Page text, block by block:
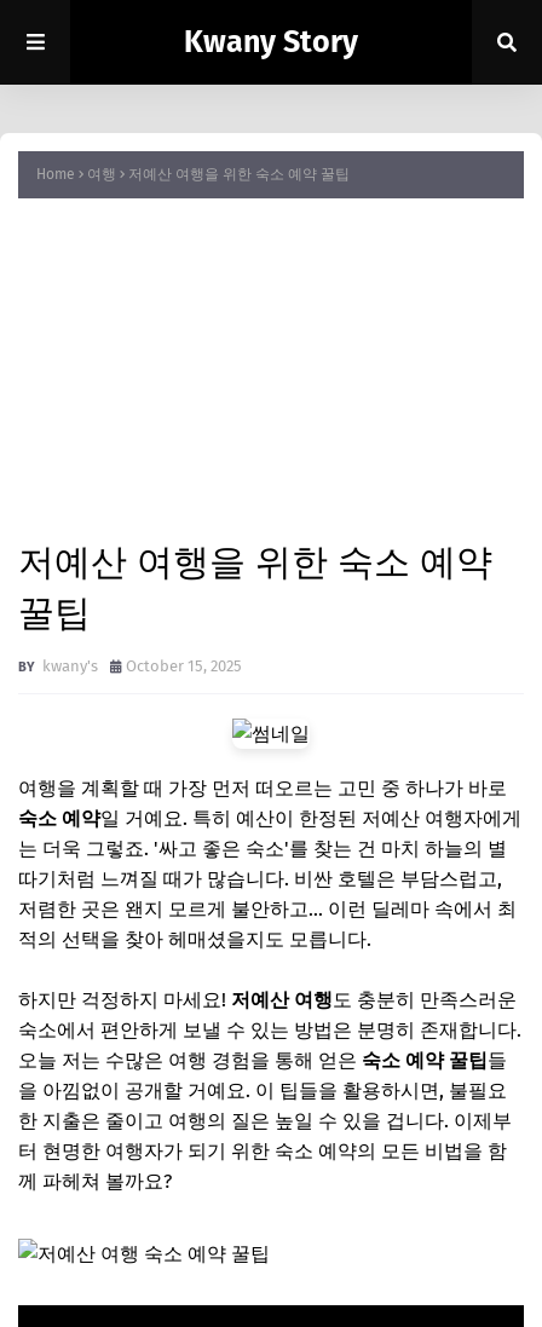
Kwany Story
Home 여행 저예산 여행을 위한 숙소 예약 꿀팁
저예산 여행을 위한 숙소 예약
꿀팁
kwany's October 15, 2025
여행을 계획할 때 가장 먼저 떠오르는 고민 중 하나가 바로
숙소 예약일 거예요. 특히 예산이 한정된 저예산 여행자에게
는 더욱 그렇죠. '싸고 좋은 숙소'를 찾는 건 마치 하늘의 별
따기처럼 느껴질 때가 많습니다. 비싼 호텔은 부담스럽고,
저렴한 곳은 왠지 모르게 불안하고… 이런 딜레마 속에서 최
적의 선택을 찾아 헤매셨을지도 모릅니다.
하지만 걱정하지 마세요! 저예산 여행도 충분히 만족스러운
숙소에서 편안하게 보낼 수 있는 방법은 분명히 존재합니다.
오늘 저는 수많은 여행 경험을 통해 얻은 숙소 예약 꿀팁들
을 아낌없이 공개할 거예요. 이 팁들을 활용하시면, 불필요
한 지출은 줄이고 여행의 질은 높일 수 있을 겁니다. 이제부
터 현명한 여행자가 되기 위한 숙소 예약의 모든 비법을 함
께 파헤쳐 볼까요?